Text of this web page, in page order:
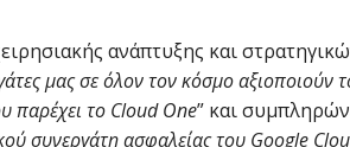
ανάπτυξης και
μας σε όλον τον κόσμο
παρέχει το Cloud One” και
συνεργάτη ασφαλείας του Google